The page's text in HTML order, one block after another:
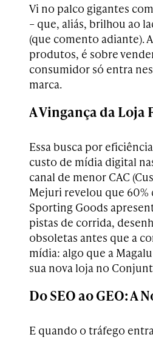
Vi no palco gigantes
– que, aliás, brilhou ao
(que comento adiante).
produtos, é sobre
consumidor só entra
marca.
A Vingança da Loja
Essa busca por
custo de mídia digital
canal de menor CAC
Mejuri revelou que 60%
Sporting Goods
pistas de corrida,
obsoletas antes que a
mídia: algo que a
sua nova loja no
Do SEO ao GEO: A
E quando o tráfego